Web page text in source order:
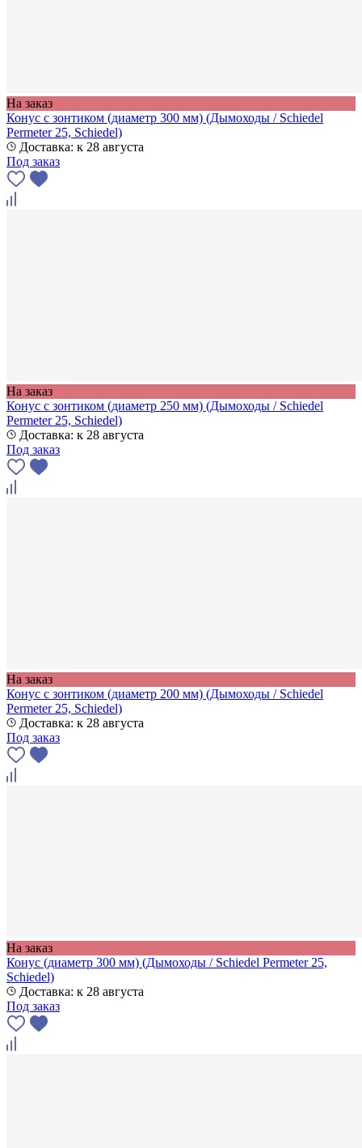
На заказ
Конус с зонтиком (диаметр 300 мм) (Дымоходы / Schiedel
Permeter 25, Schiedel)
Доставка: к 28 августа
Под заказ
На заказ
Конус с зонтиком (диаметр 250 мм) (Дымоходы / Schiedel
Permeter 25, Schiedel)
Доставка: к 28 августа
Под заказ
На заказ
Конус с зонтиком (диаметр 200 мм) (Дымоходы / Schiedel
Permeter 25, Schiedel)
Доставка: к 28 августа
Под заказ
На заказ
Конус (диаметр 300 мм) (Дымоходы / Schiedel Permeter 25,
Schiedel)
Доставка: к 28 августа
Под заказ